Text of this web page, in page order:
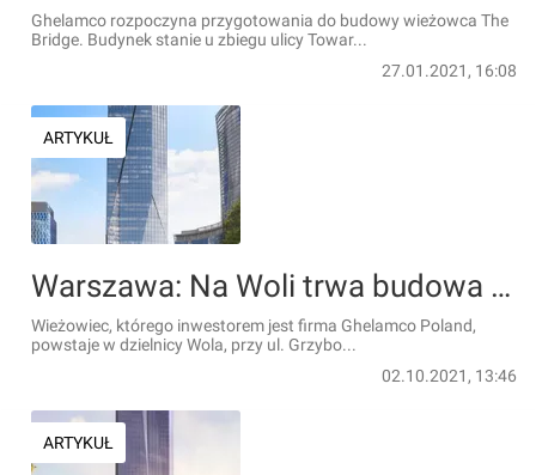
Ghelamco rozpoczyna przygotowania do budowy wieżowca The
Bridge. Budynek stanie u zbiegu ulicy Towar...
27.01.2021, 16:08
ARTYKUŁ
Warszawa: Na Woli trwa budowa 174-metrowego wieżowca The Bridge [FILM]
Wieżowiec, którego inwestorem jest firma Ghelamco Poland,
powstaje w dzielnicy Wola, przy ul. Grzybo...
02.10.2021, 13:46
ARTYKUŁ